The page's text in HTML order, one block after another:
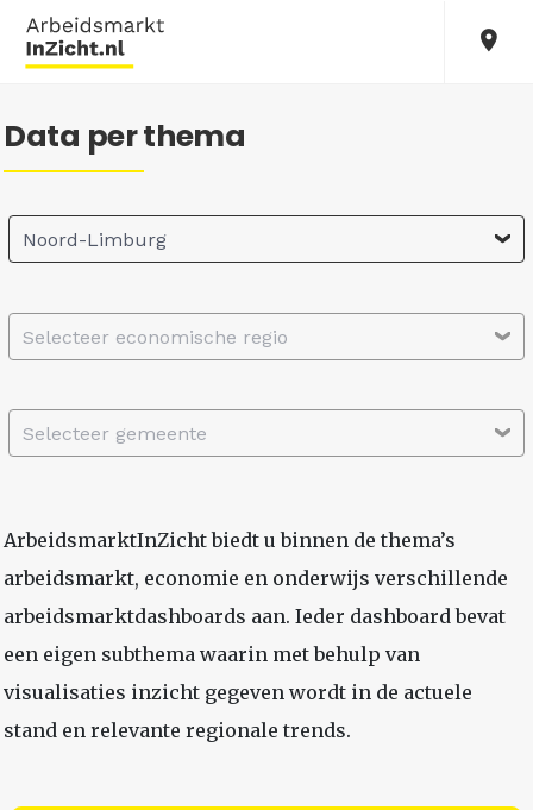
Data per thema
Noord-Limburg
Selecteer economische regio
Selecteer gemeente
ArbeidsmarktInZicht biedt u binnen de thema’s
arbeidsmarkt, economie en onderwijs verschillende
arbeidsmarktdashboards aan. Ieder dashboard bevat
een eigen subthema waarin met behulp van
visualisaties inzicht gegeven wordt in de actuele
stand en relevante regionale trends.